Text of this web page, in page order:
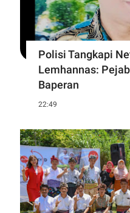
Polisi Tangkapi
Lemhannas:
Baperan
22:49